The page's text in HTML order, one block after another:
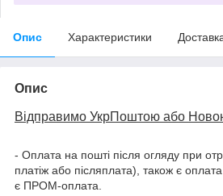
Опис Характеристики
Опис
Відправимо УкрПоштою або
- Оплата на пошті після огляду при
платіж або післяплата), також є
є ПРОМ-оплата.